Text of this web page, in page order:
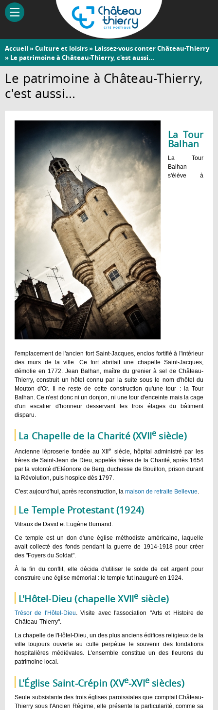
Aller
contenu
Château-
Thierry
Vous
êtes
ici
Accueil »Culture et loisirs» Laissez-vous conter Château-Thierry
» Le patrimoine à Château-Thierry, c'est aussi...
Le patrimoine à Château-Thierry,
c'est aussi...
La Tour
Balhan
La Tour
Balhan
s'élève à
l'emplacement de l'ancien fort Saint-Jacques, enclos fortifié à l'intérieur
des murs de la ville. Ce fort abritait une chapelle Saint-Jacques,
démolie en 1772. Jean Balhan, maître du grenier à sel de Château-
Thierry, construit un hôtel connu par la suite sous le nom d'hôtel du
Mouton d'Or. Il ne reste de cette construction qu'une tour : la Tour
Balhan. Ce n'est donc ni un donjon, ni une tour d'enceinte mais la cage
d'un escalier d'honneur desservant les trois étages du bâtiment
disparu.
La Chapelle de la Charité (XVIIe siècle)
Ancienne léproserie fondée au XIIe
siècle, hôpital administré par les
frères de Saint-Jean de Dieu, appelés frères de la Charité, après 1654
par la volonté d'Eléonore de Berg, duchesse de Bouillon, prison durant
la Révolution, puis hospice dès 1797.
C'est aujourd'hui, après reconstruction, la maison de retraite Bellevue.
Le Temple Protestant (1924)
Vitraux de David et Eugène Burnand.
Ce temple est un don d'une église méthodiste américaine, laquelle
avait collecté des fonds pendant la guerre de 1914-1918 pour créer
des "Foyers du Soldat".
À la fin du conflit, elle décida d'utiliser le solde de cet argent pour
construire une église mémorial : le temple fut inauguré en 1924.
L'Hôtel-Dieu (chapelle XVIIe siècle)
Trésor de l'Hôtel-Dieu. Visite avec l'association "Arts et Histoire de
Château-Thierry".
La chapelle de l'Hôtel-Dieu, un des plus anciens édifices religieux de la
ville toujours ouverte au culte perpétue le souvenir des fondations
hospitalières médiévales. L'ensemble constitue un des fleurons du
patrimoine local.
L'Église Saint-Crépin (XVe-XVIe siècles)
Seule subsistante des trois églises paroissiales que comptait Château-
Thierry sous l'Ancien Régime, elle présente la particularité, comme sa